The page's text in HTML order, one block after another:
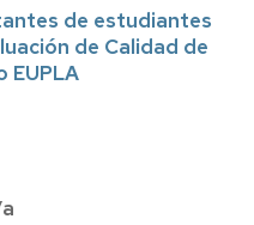
de estudiantes
de Calidad de
EUPLA